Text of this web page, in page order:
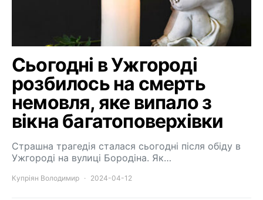
Сьогодні в Ужгороді
розбилось на смерть
немовля, яке випало з
вікна багатоповерхівки
Страшна трагедія сталася сьогодні після обіду в
Ужгороді на вулиці Бородіна. Як…
Купріян Володимир 2024-04-12